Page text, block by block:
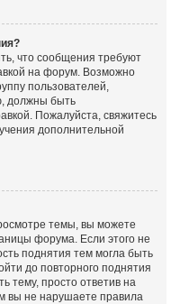
что сообщения требуют
на форум. Возможно
пользователей,
должны быть
Пожалуйста, свяжитесь
дополнительной
темы, вы можете
форума. Если этого не
поднятия тем могла быть
до повторного поднятия
тему, просто ответив на
вы не нарушаете правила